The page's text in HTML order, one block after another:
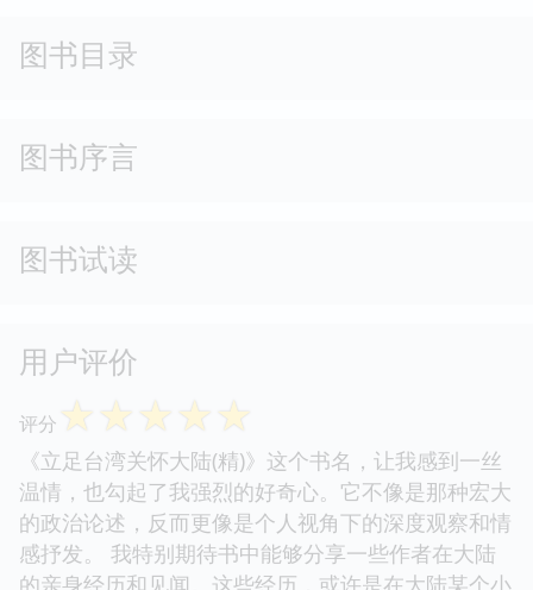
图书目录
图书序言
图书试读
用户评价
评分 ☆☆☆☆☆
《立足台湾关怀大陆(精)》这个书名，让我感到一丝
温情，也勾起了我强烈的好奇心。它不像是那种宏大
的政治论述，反而更像是个人视角下的深度观察和情
感抒发。 我特别期待书中能够分享一些作者在大陆
的亲身经历和见闻。这些经历，或许是在大陆某个小